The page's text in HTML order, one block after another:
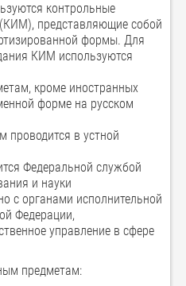
контрольные
представляющие собой
формы. Для
КИМ используются
кроме иностранных
форме на русском
проводится в устной
Федеральной службой
и науки
с органами исполнительной
Федерации,
управление в сфере
предметам: